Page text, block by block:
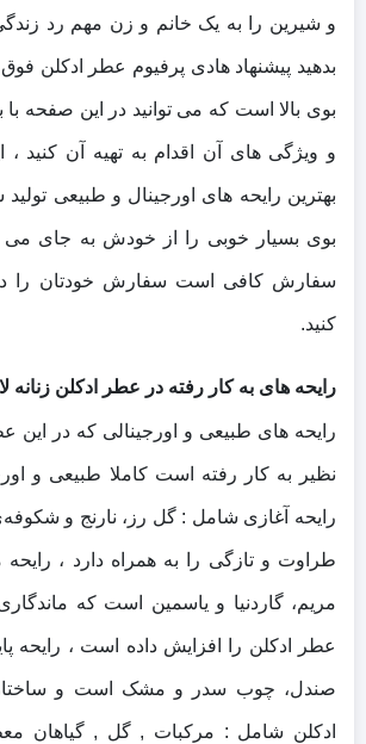
و شیرین را به یک خانم و زن مهم رد
بدهید پیشنهاد هادی پرفیوم عطر ادکلن
بوی بالا است که می توانید در این صفحه
و ویژگی های آن اقدام به تهیه آن کنید ،
بهترین رایحه های اورجینال و طبیعی
بوی بسیار خوبی را از خودش به جای می
سفارش کافی است سفارش خودتان را
کنید.
رایحه های به کار رفته در عطر ادکلن زنانه
رایحه های طبیعی و اورجینالی که در این
نظیر به کار رفته است کاملا طبیعی و
رایحه آغازی شامل :گل رز، نارنج و
طراوت و تازگی را به همراه دارد ،
مریم، گاردنیا و یاسمین است که
عطر ادکلن را افزایش داده است ، رایحه
صندل، چوب سدر و مشک است و ساختار
ادکلن شامل : مرکبات , گل , گیاهان